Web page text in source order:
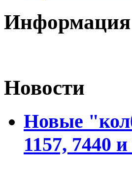
Информация
Новости
Новые
1157, 7440